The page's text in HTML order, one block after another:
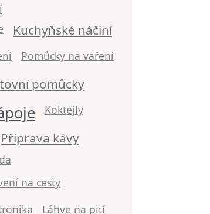
Kuchyňské náčiní
Pomůcky na vaření
pomůcky
Koktejly
Příprava kávy
na cesty
Láhve na pití